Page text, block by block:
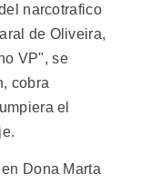
narcotrafico
de Oliveira,
VP", se
cobra
el
Dona Marta